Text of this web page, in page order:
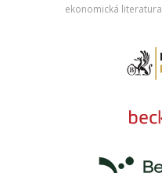
ekonomická literatura